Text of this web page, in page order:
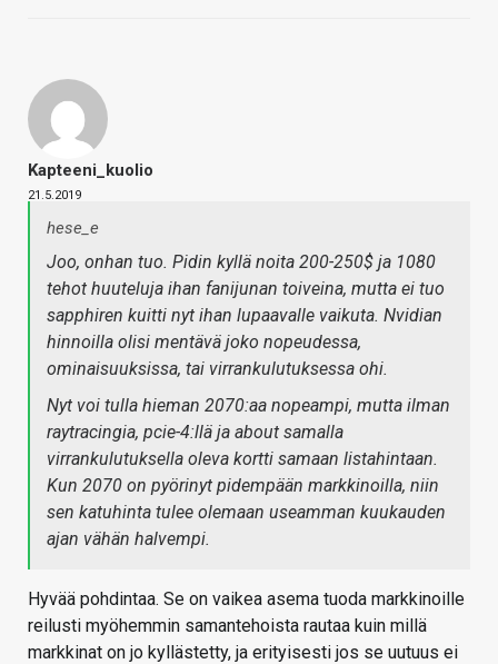
Kapteeni_kuolio
21.5.2019
hese_e
Joo, onhan tuo. Pidin kyllä noita 200-250$ ja 1080
tehot huuteluja ihan fanijunan toiveina, mutta ei tuo
sapphiren kuitti nyt ihan lupaavalle vaikuta. Nvidian
hinnoilla olisi mentävä joko nopeudessa,
ominaisuuksissa, tai virrankulutuksessa ohi.
Nyt voi tulla hieman 2070:aa nopeampi, mutta ilman
raytracingia, pcie-4:llä ja about samalla
virrankulutuksella oleva kortti samaan listahintaan.
Kun 2070 on pyörinyt pidempään markkinoilla, niin
sen katuhinta tulee olemaan useamman kuukauden
ajan vähän halvempi.
Hyvää pohdintaa. Se on vaikea asema tuoda markkinoille
reilusti myöhemmin samantehoista rautaa kuin millä
markkinat on jo kyllästetty, ja erityisesti jos se uutuus ei